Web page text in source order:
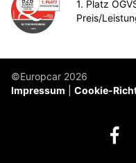
1. Platz
Preis/
©Europcar 2026
Impressum
Cookie-